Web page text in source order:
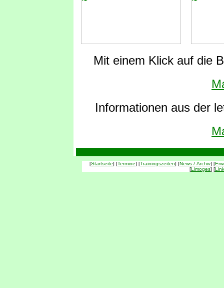
Mit einem Klick auf die
Informationen aus der
[Startseite] [Termine] [Trainingszeiten] [News / Archiv] [
[Limoges] [